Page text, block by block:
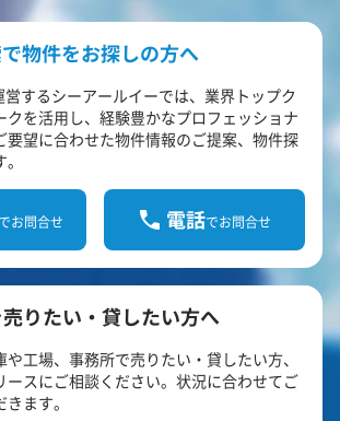
物件をお探しの方へ
営するシーアールイーでは、業界トップク
クを活用し、経験豊かなプロフェッショナ
要望に合わせた物件情報のご提案、物件探
お問合せ 電話でお問合せ
りたい・貸したい方へ
工場、事務所で売りたい・貸したい方、
ースにご相談ください。状況に合わせてご
ます。